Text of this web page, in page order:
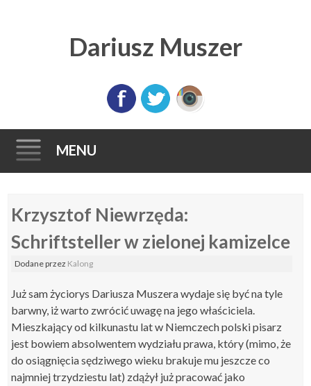
Dariusz Muszer
MENU
to
content
Krzysztof Niewrzęda:
Schriftsteller w zielonej kamizelce
Dodaneprzez Kalong
Już sam życiorys Dariusza Muszera wydaje się być na tyle
barwny, iż warto zwrócić uwagę na jego właściciela.
Mieszkający od kilkunastu lat w Niemczech polski pisarz
jest bowiem absolwentem wydziału prawa, który (mimo, że
do osiągnięcia sędziwego wieku brakuje mu jeszcze co
najmniej trzydziestu lat) zdążył już pracować jako